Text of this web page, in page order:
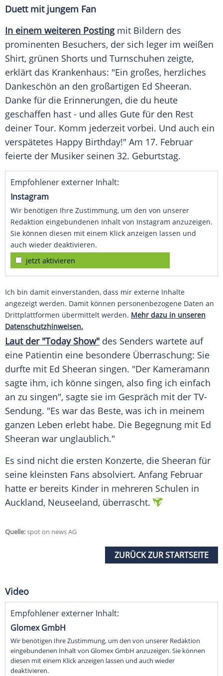
Duett mit jungem Fan
In einem weiteren Postingmit Bildern des
prominenten Besuchers, der sich leger im weißen
Shirt, grünen Shorts und Turnschuhen zeigte,
erklärt das Krankenhaus: "Ein großes, herzliches
Dankeschön an den großartigen Ed Sheeran.
Danke für die Erinnerungen, die du heute
geschaffen hast - und alles Gute für den Rest
deiner Tour. Komm jederzeit vorbei. Und auch ein
verspätetes Happy Birthday!" Am 17. Februar
feierte der Musiker seinen 32. Geburtstag.
Empfohlener externer Inhalt:
Instagram
Wir benötigen Ihre Zustimmung, um den von unserer
Redaktion eingebundenen Inhalt von Instagram anzuzeigen.
Sie können diesen mit einem Klick anzeigen lassen und
auch wieder deaktivieren.
jetzt aktivieren
Ich bin damit einverstanden, dass mir externe Inhalte
angezeigt werden. Damit können personenbezogene Daten an
Drittplattformen übermittelt werden. Mehr dazu in unseren
Datenschutzhinweisen.
Laut der "Today Show" des Senders wartete auf
eine Patientin eine besondere Überraschung: Sie
durfte mit Ed Sheeran singen. "Der Kameramann
sagte ihm, ich könne singen, also fing ich einfach
an zu singen", sagte sie im Gespräch mit der TV-
Sendung. "Es war das Beste, was ich in meinem
ganzen Leben erlebt habe. Die Begegnung mit Ed
Sheeran war unglaublich."
Es sind nicht die ersten Konzerte, die Sheeran für
seine kleinsten Fans absolviert. Anfang Februar
hatte er bereits Kinder in mehreren Schulen in
Auckland, Neuseeland, überrascht.
Quelle:spot on news AG
ZURÜCK ZUR STARTSEITE
Video
Empfohlener externer Inhalt:
Glomex GmbH
Wir benötigen Ihre Zustimmung, um den von unserer Redaktion
eingebundenen Inhalt von Glomex GmbH anzuzeigen. Sie können
diesen mit einem Klick anzeigen lassen und auch wieder
deaktivieren.